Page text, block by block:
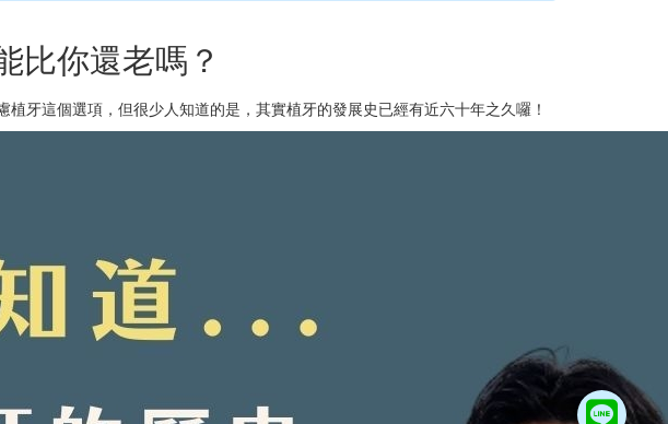
比你還老嗎？
植牙這個選項，但很少人知道的是，其實植牙的發展史已經有近六十年之久囉！